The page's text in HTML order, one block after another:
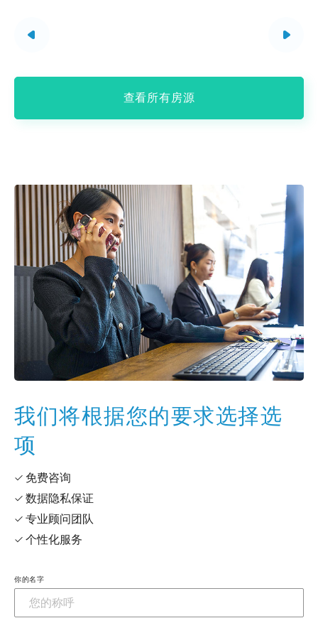
查看所有房源
我们将根据您的要求选择选
项
✓ 免费咨询
✓ 数据隐私保证
✓ 专业顾问团队
✓ 个性化服务
你的名字